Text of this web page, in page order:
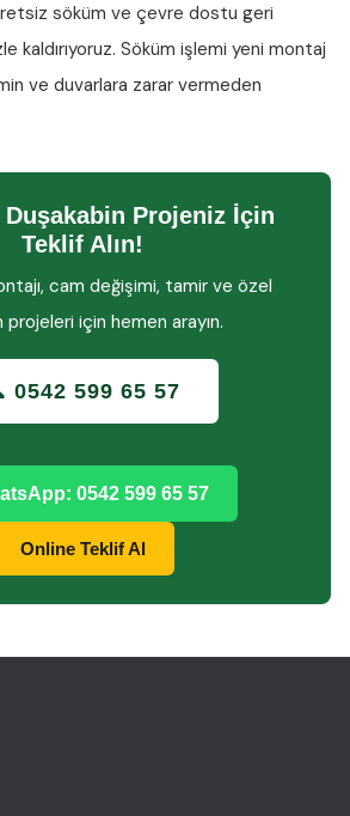
söküm ve çevre dostu geri
kaldırıyoruz. Söküm işlemi yeni montaj
ve duvarlara zarar vermeden
Projeniz İçin
Teklif Alın!
cam değişimi, tamir ve özel
projeleri için hemen arayın.
0542 599 65 57
0542 599 65 57
Online Teklif Al